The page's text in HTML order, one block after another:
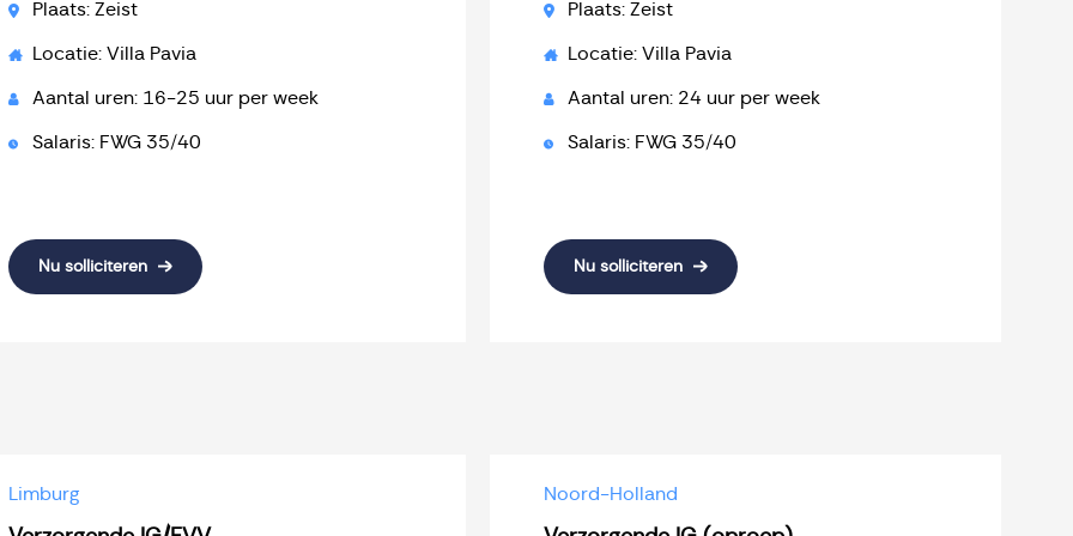
Plaats: Zeist
Locatie: Villa Pavia
Aantal uren: 16-25 uur per week
Salaris: FWG 35/40
Nu solliciteren
Plaats: Zeist
Locatie: Villa Pavia
Aantal uren: 24 uur per week
Salaris: FWG 35/40
Nu solliciteren
Limburg Noord-Holland